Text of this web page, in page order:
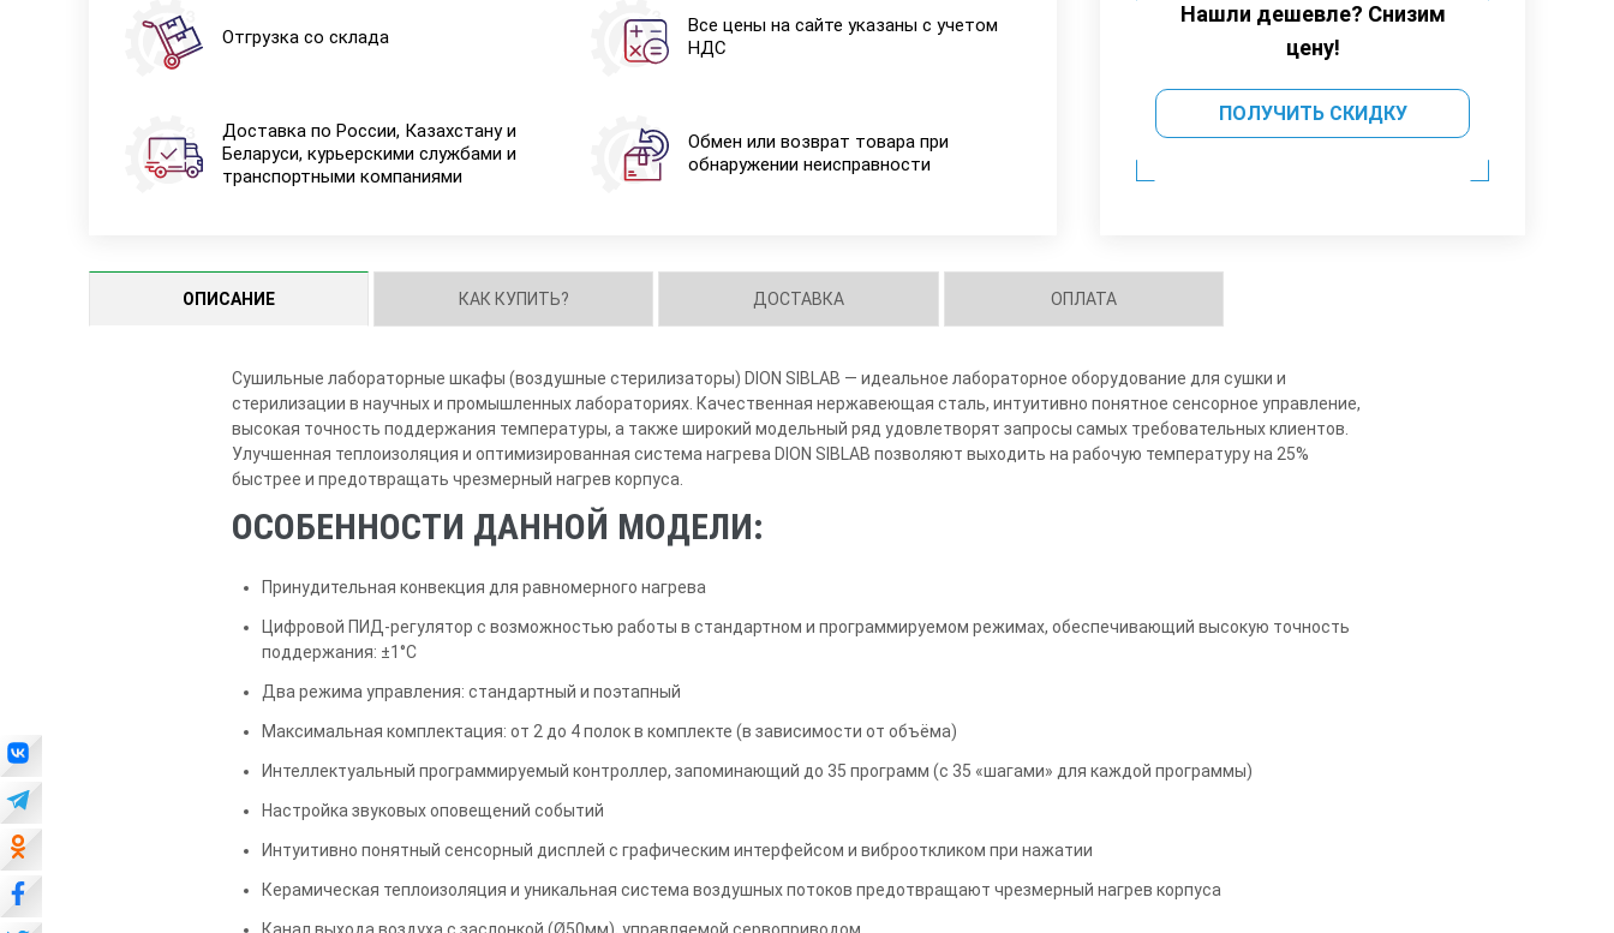
Отгрузка со склада
Все цены на сайте указаны с учетом
НДС
Доставка по России, Казахстану и
Беларуси, курьерскими службами и
транспортными компаниями
Обмен или возврат товара при
обнаружении неисправности
Нашли дешевле? Снизим
цену!
ПОЛУЧИТЬ СКИДКУ
ОПИСАНИЕ КАК КУПИТЬ? ДОСТАВКА ОПЛАТА
Сушильные лабораторные шкафы (воздушные стерилизаторы) DION SIBLAB — идеальное лабораторное оборудование для сушки и
стерилизации в научных и промышленных лабораториях. Качественная нержавеющая сталь, интуитивно понятное сенсорное управление,
высокая точность поддержания температуры, а также широкий модельный ряд удовлетворят запросы самых требовательных клиентов.
Улучшенная теплоизоляция и оптимизированная система нагрева DION SIBLAB позволяют выходить на рабочую температуру на 25%
быстрее и предотвращать чрезмерный нагрев корпуса.
ОСОБЕННОСТИ ДАННОЙ МОДЕЛИ:
Принудительная конвекция для равномерного нагрева
Цифровой ПИД-регулятор с возможностью работы в стандартном и программируемом режимах, обеспечивающий высокую точность
поддержания: ±1°С
Два режима управления: стандартный и поэтапный
Максимальная комплектация: от 2 до 4 полок в комплекте (в зависимости от объёма)
Интеллектуальный программируемый контроллер, запоминающий до 35 программ (с 35 «шагами» для каждой программы)
Настройка звуковых оповещений событий
Интуитивно понятный сенсорный дисплей с графическим интерфейсом и виброоткликом при нажатии
Керамическая теплоизоляция и уникальная система воздушных потоков предотвращают чрезмерный нагрев корпуса